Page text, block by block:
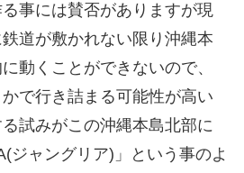
事には賛否がありますが現
道が敷かれない限り沖縄本
動くことができないので、
で行き詰まる可能性が高い
試みがこの沖縄本島北部に
ジャングリア)」という事のよ